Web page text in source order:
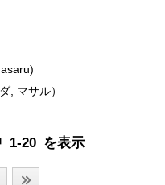
, マサル）
1-20 を表示